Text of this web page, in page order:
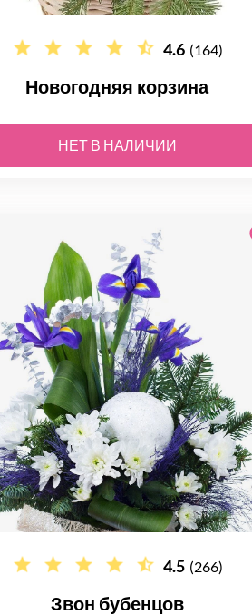
4.6 (164)
Новогодняя корзина
НЕТ В НАЛИЧИИ
4.5 (266)
Звон бубенцов